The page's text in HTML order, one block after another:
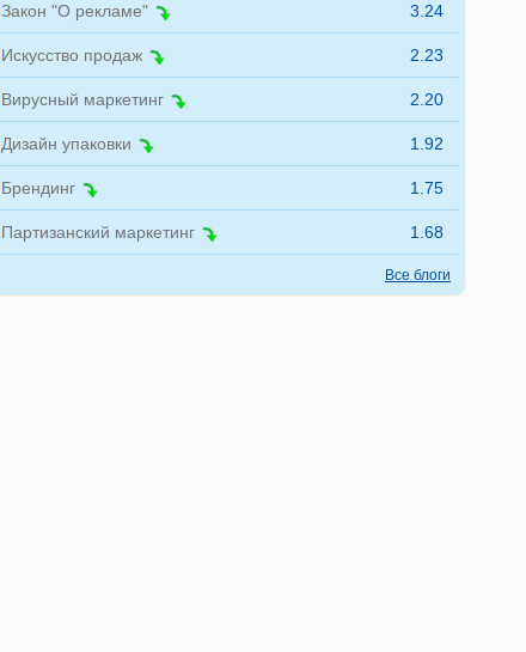
Закон "О рекламе" 3.24
Искусство продаж 2.23
Вирусный маркетинг 2.20
Дизайн упаковки 1.92
Брендинг 1.75
Партизанский маркетинг 1.68
Все блоги